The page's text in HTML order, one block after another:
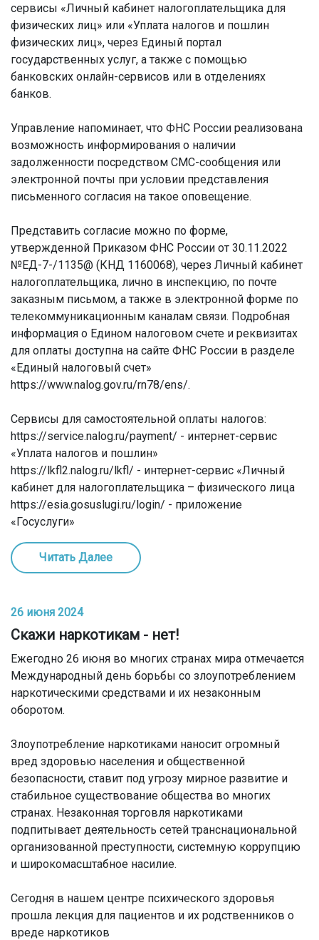
сервисы «Личный кабинет налогоплательщика для
физических лиц» или «Уплата налогов и пошлин
физических лиц», через Единый портал
государственных услуг, а также с помощью
банковских онлайн-сервисов или в отделениях
банков.
Управление напоминает, что ФНС России реализована
возможность информирования о наличии
задолженности посредством СМС-сообщения или
электронной почты при условии представления
письменного согласия на такое оповещение.
Представить согласие можно по форме,
утвержденной Приказом ФНС России от 30.11.2022
№ЕД-7-/1135@ (КНД 1160068), через Личный кабинет
налогоплательщика, лично в инспекцию, по почте
заказным письмом, а также в электронной форме по
телекоммуникационным каналам связи. Подробная
информация о Едином налоговом счете и реквизитах
для оплаты доступна на сайте ФНС России в разделе
«Единый налоговый счет»
https://www.nalog.gov.ru/rn78/ens/.
Сервисы для самостоятельной оплаты налогов:
https://service.nalog.ru/payment/ - интернет-сервис
«Уплата налогов и пошлин»
https://lkfl2.nalog.ru/lkfl/ - интернет-сервис «Личный
кабинет для налогоплательщика – физического лица
https://esia.gosuslugi.ru/login/ - приложение
«Госуслуги»
Читать Далее
26 июня 2024
Скажи наркотикам - нет!
Ежегодно 26 июня во многих странах мира отмечается
Международный день борьбы со злоупотреблением
наркотическими средствами и их незаконным
оборотом.
Злоупотребление наркотиками наносит огромный
вред здоровью населения и общественной
безопасности, ставит под угрозу мирное развитие и
стабильное существование общества во многих
странах. Незаконная торговля наркотиками
подпитывает деятельность сетей транснациональной
организованной преступности, системную коррупцию
и широкомасштабное насилие.
Сегодня в нашем центре психического здоровья
прошла лекция для пациентов и их родственников о
вреде наркотиков